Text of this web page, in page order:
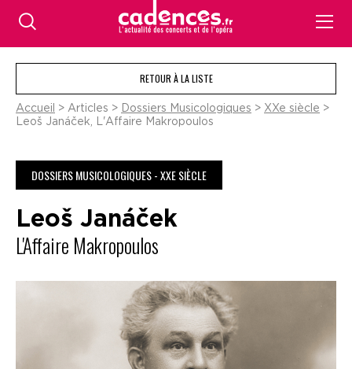
RETOUR À LA LISTE
Accueil > Articles > Dossiers Musicologiques > XXe siècle >
Leoš Janáček, L'Affaire Makropoulos
DOSSIERS MUSICOLOGIQUES - XXE SIÈCLE
Leoš Janáček
L'Affaire Makropoulos